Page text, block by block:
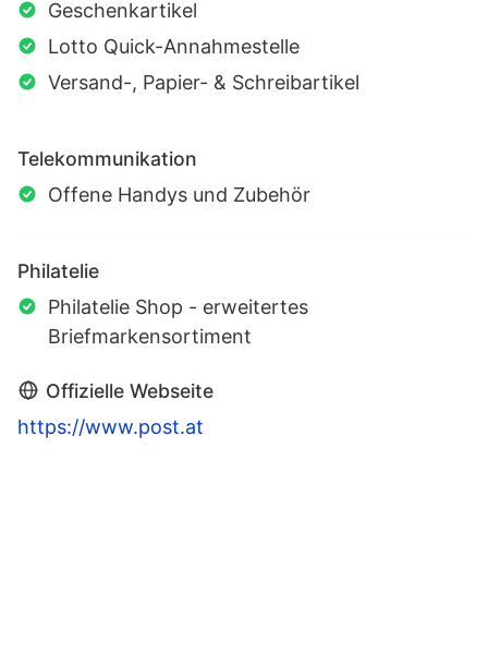
Geschenkartikel
Lotto Quick-Annahmestelle
Versand-, Papier- & Schreibartikel
Telekommunikation
Offene Handys und Zubehör
Philatelie
Philatelie Shop - erweitertes
Briefmarkensortiment
Offizielle Webseite
https://www.post.at